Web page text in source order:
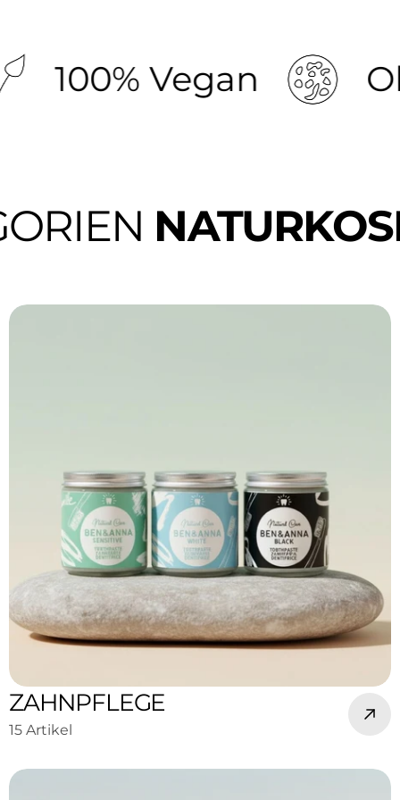
Vegan Ohne
ZAHNPFLEGE
15 Artikel